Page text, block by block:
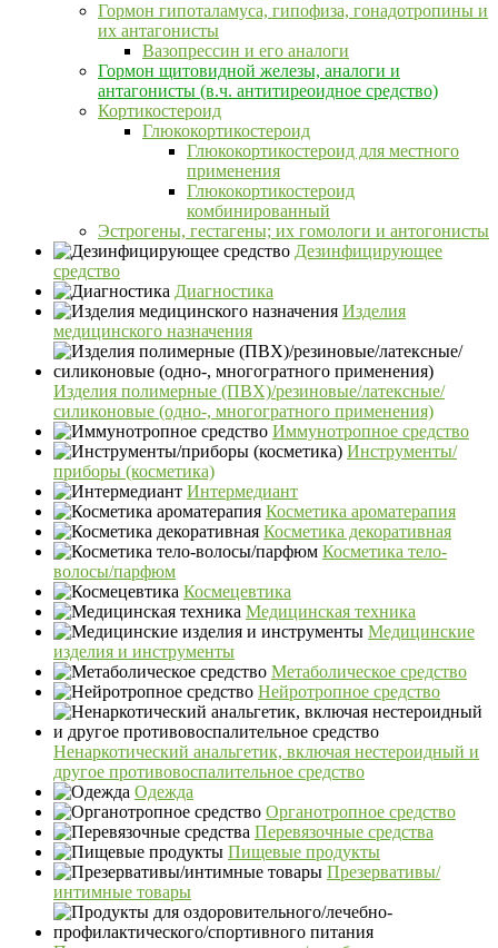
Гормон гипоталамуса, гипофиза, гонадотропины и
их антагонисты
Вазопрессин и его аналоги
Гормон щитовидной железы, аналоги и
антагонисты (в.ч. антитиреоидное средство)
Кортикостероид
Глюкокортикостероид
Глюкокортикостероид для местного
применения
Глюкокортикостероид
комбинированный
Эстрогены, гестагены; их гомологи и антогонисты
Дезинфицирующее
средство
Диагностика
Изделия
медицинского назначения
Изделия полимерные (ПВХ)/резиновые/латексные/
силиконовые (одно-, многогратного применения)
Иммунотропное средство
Инструменты/
приборы (косметика)
Интермедиант
Косметика ароматерапия
Косметика декоративная
Косметика тело-
волосы/парфюм
Космецевтика
Медицинская техника
Медицинские
изделия и инструменты
Метаболическое средство
Нейротропное средство
Ненаркотический анальгетик, включая нестероидный и
другое противовоспалительное средство
Одежда
Органотропное средство
Перевязочные средства
Пищевые продукты
Презервативы/
интимные товары